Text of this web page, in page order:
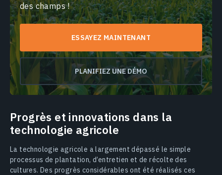
des champs !
ESSAYEZ MAINTENANT
PLANIFIEZ UNE DÉMO
Progrès et innovations dans la
technologie agricole
La technologie agricole a largement dépassé le simple
processus de plantation, d’entretien et de récolte des
cultures. Des progrès considérables ont été réalisés ces